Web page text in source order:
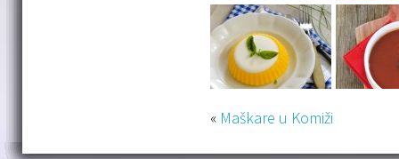
« Maškare u Komiži